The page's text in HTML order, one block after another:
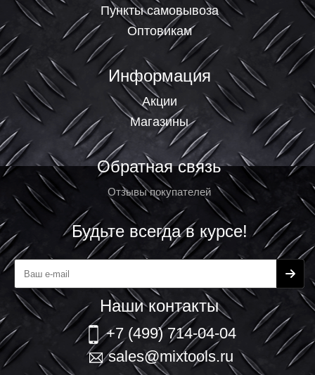
Пункты самовывоза
Оптовикам
Информация
Акции
Магазины
Обратная связь
Отзывы покупателей
Будьте всегда в курсе!
Наши контакты
+7 (499) 714-04-04
sales@mixtools.ru